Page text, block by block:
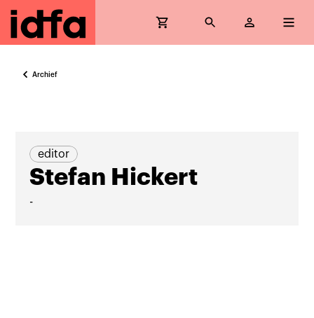
Archief
editor
Stefan Hickert
-